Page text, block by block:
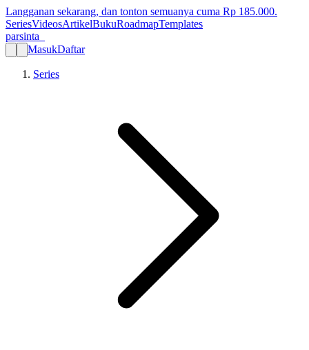
Langganan sekarang, dan tonton semuanya cuma Rp 185.000.
SeriesVideosArtikelBukuRoadmapTemplates
parsinta_
MasukDaftar
Series